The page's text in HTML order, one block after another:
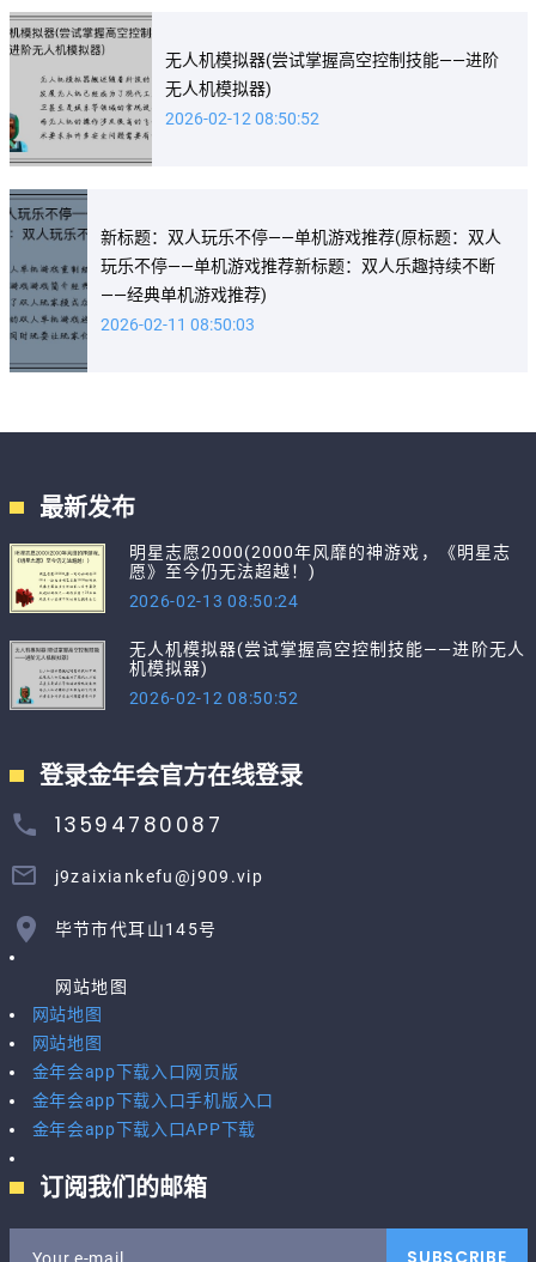
无人机模拟器(尝试掌握高空控制技能——进阶
无人机模拟器)
2026-02-12 08:50:52
新标题：双人玩乐不停——单机游戏推荐(原标题：双人
玩乐不停——单机游戏推荐新标题：双人乐趣持续不断
——经典单机游戏推荐)
2026-02-11 08:50:03
最新发布
明星志愿2000(2000年风靡的神游戏，《明星志
愿》至今仍无法超越！)
2026-02-13 08:50:24
无人机模拟器(尝试掌握高空控制技能——进阶无人
机模拟器)
2026-02-12 08:50:52
登录金年会官方在线登录
13594780087
j9zaixiankefu@j909.vip
毕节市代耳山145号
网站地图
网站地图
网站地图
金年会app下载入口网页版
金年会app下载入口手机版入口
金年会app下载入口APP下载
订阅我们的邮箱
Your e-mail